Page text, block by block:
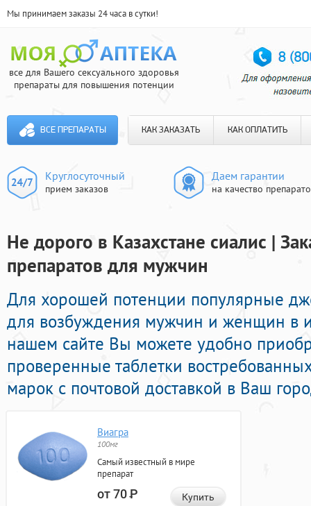
Мы принимаем заказы 24 часа в сутки!
все для Вашего сексуального здоровья
препараты для повышения потенции
ВСЕ ПРЕПАРАТЫ КАК ЗАКАЗАТЬ КАК ОПЛАТИТЬ
Круглосуточный
прием заказов
Даем гарантии
на качество
Не дорого в Казахстане сиалис |
препаратов для мужчин
Для хорошей потенции популярные
для возбуждения мужчин и женщин в
нашем сайте Вы можете удобно
проверенные таблетки
марок с почтовой доставкой в Ваш
Виагра
100мг
Самый известный в мире
препарат
от 70Р Купить